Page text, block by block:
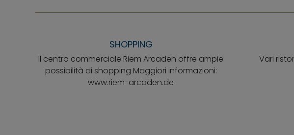
SHOPPING
Il centro commerciale Riem Arcaden offre ampie
possibilità di shopping Maggiori informazioni:
www.riem-arcaden.de
Vari